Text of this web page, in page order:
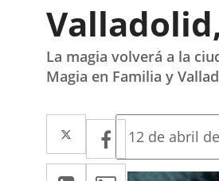
La magia volverá a la
Magia en Familia y
Twitter
Enlace
a
Facebook
Enlace
a
Fecha
la
12 de abril